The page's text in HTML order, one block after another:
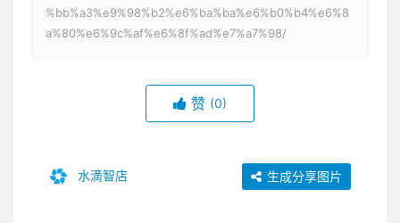
%bb%a3%e9%98%b2%e6%ba%ba%e6%b0%b4%e6%8
a%80%e6%9c%af%e6%8f%ad%e7%a7%98/
赞 (0)
水滴智店 生成分享图片